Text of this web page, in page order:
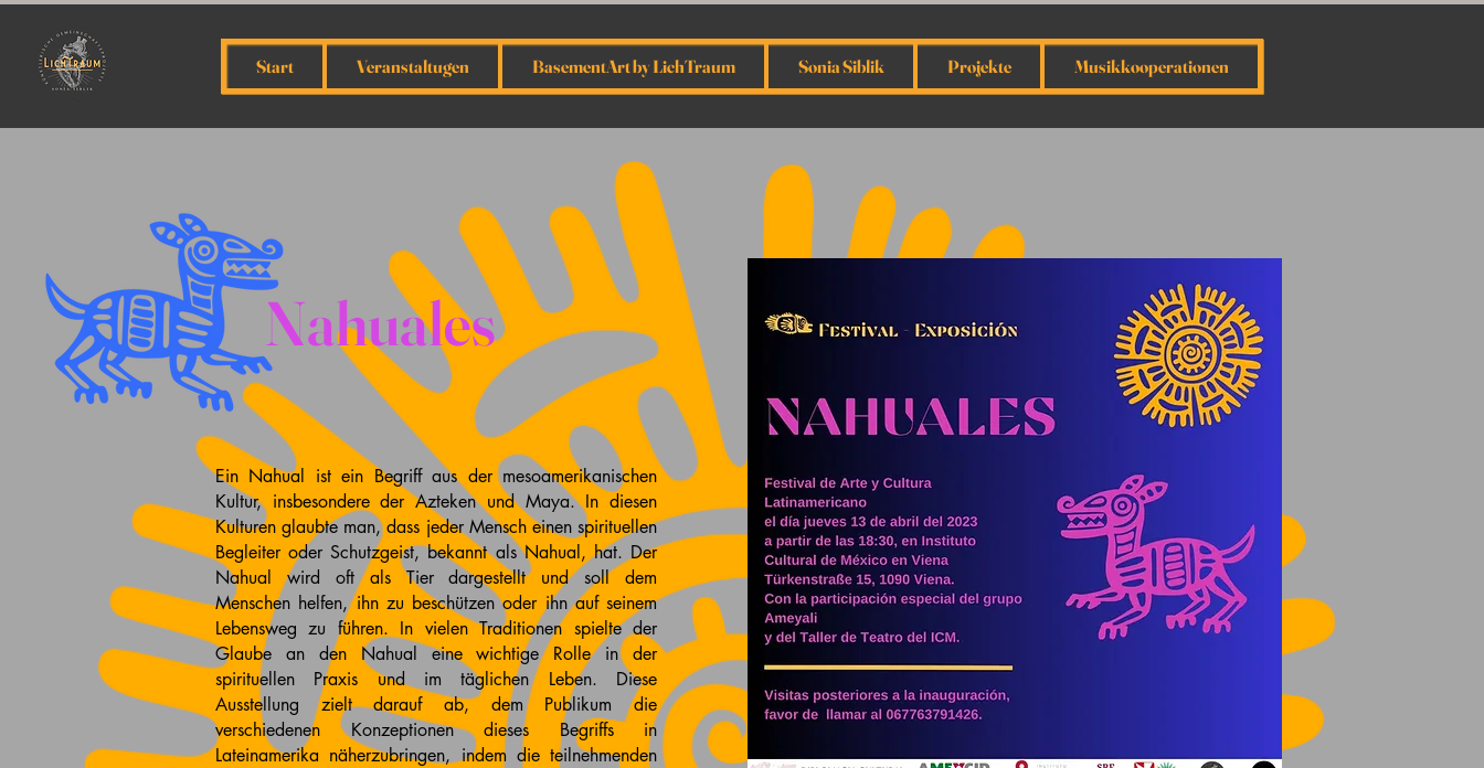
Start Veranstaltugen BasementArt by LichTraum Sonia Siblik Projekte Musikkooperationen
Nahuales
Ein Nahual ist ein Begriff aus der mesoamerikanischen
Kultur, insbesondere der Azteken und Maya. In diesen
Kulturen glaubte man, dass jeder Mensch einen spirituellen
Begleiter oder Schutzgeist, bekannt als Nahual, hat. Der
Nahual wird oft als Tier dargestellt und soll dem
Menschen helfen, ihn zu beschützen oder ihn auf seinem
Lebensweg zu führen. In vielen Traditionen spielte der
Glaube an den Nahual eine wichtige Rolle in der
spirituellen Praxis und im täglichen Leben. Diese
Ausstellung zielt darauf ab, dem Publikum die
verschiedenen Konzeptionen dieses Begriffs in
Lateinamerika näherzubringen, indem die teilnehmenden